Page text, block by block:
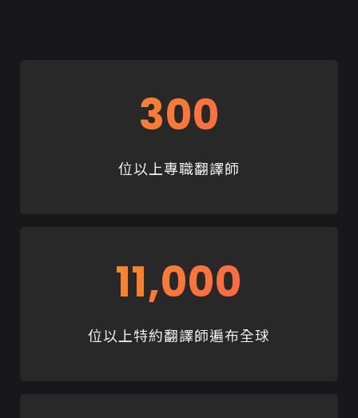
300
位以上專職翻譯師
11,000
位以上特約翻譯師遍布全球